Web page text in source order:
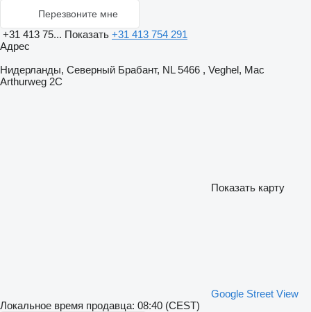
Перезвоните мне
+31 413 75... Показать +31 413 754 291
Адрес
Нидерланды, Северный Брабант, NL 5466 , Veghel, Mac
Arthurweg 2C
Показать карту
Google Street View
Локальное время продавца: 08:40 (CEST)